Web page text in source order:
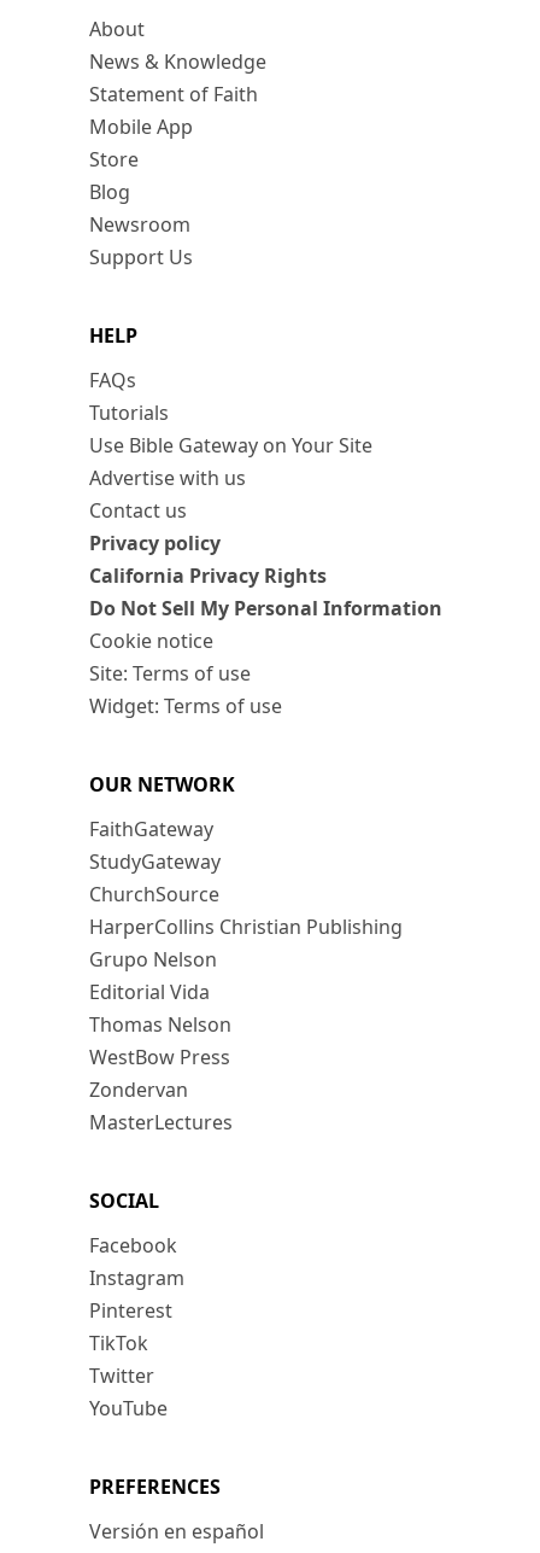
About
News & Knowledge
Statement of Faith
Mobile App
Store
Blog
Newsroom
Support Us
HELP
FAQs
Tutorials
Use Bible Gateway on Your Site
Advertise with us
Contact us
Privacy policy
California Privacy Rights
Do Not Sell My Personal Information
Cookie notice
Site: Terms of use
Widget: Terms of use
OUR NETWORK
FaithGateway
StudyGateway
ChurchSource
HarperCollins Christian Publishing
Grupo Nelson
Editorial Vida
Thomas Nelson
WestBow Press
Zondervan
MasterLectures
SOCIAL
Facebook
Instagram
Pinterest
TikTok
Twitter
YouTube
PREFERENCES
Versión en español